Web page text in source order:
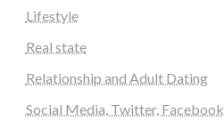
Lifestyle
Real state
Relationship and Adult Dating
Social Media, Twitter, Facebook